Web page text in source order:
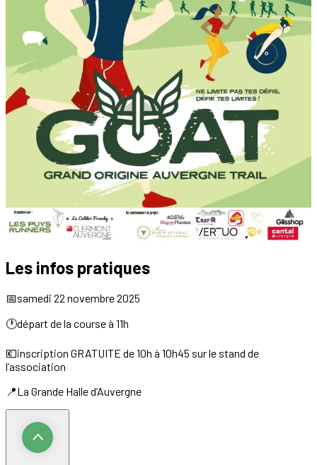
Les infos pratiques
📅samedi 22 novembre 2025
🕐départ de la course à 11h
💶inscription GRATUITE de 10h à 10h45 sur le stand de
l’association
📍La Grande Halle d’Auvergne